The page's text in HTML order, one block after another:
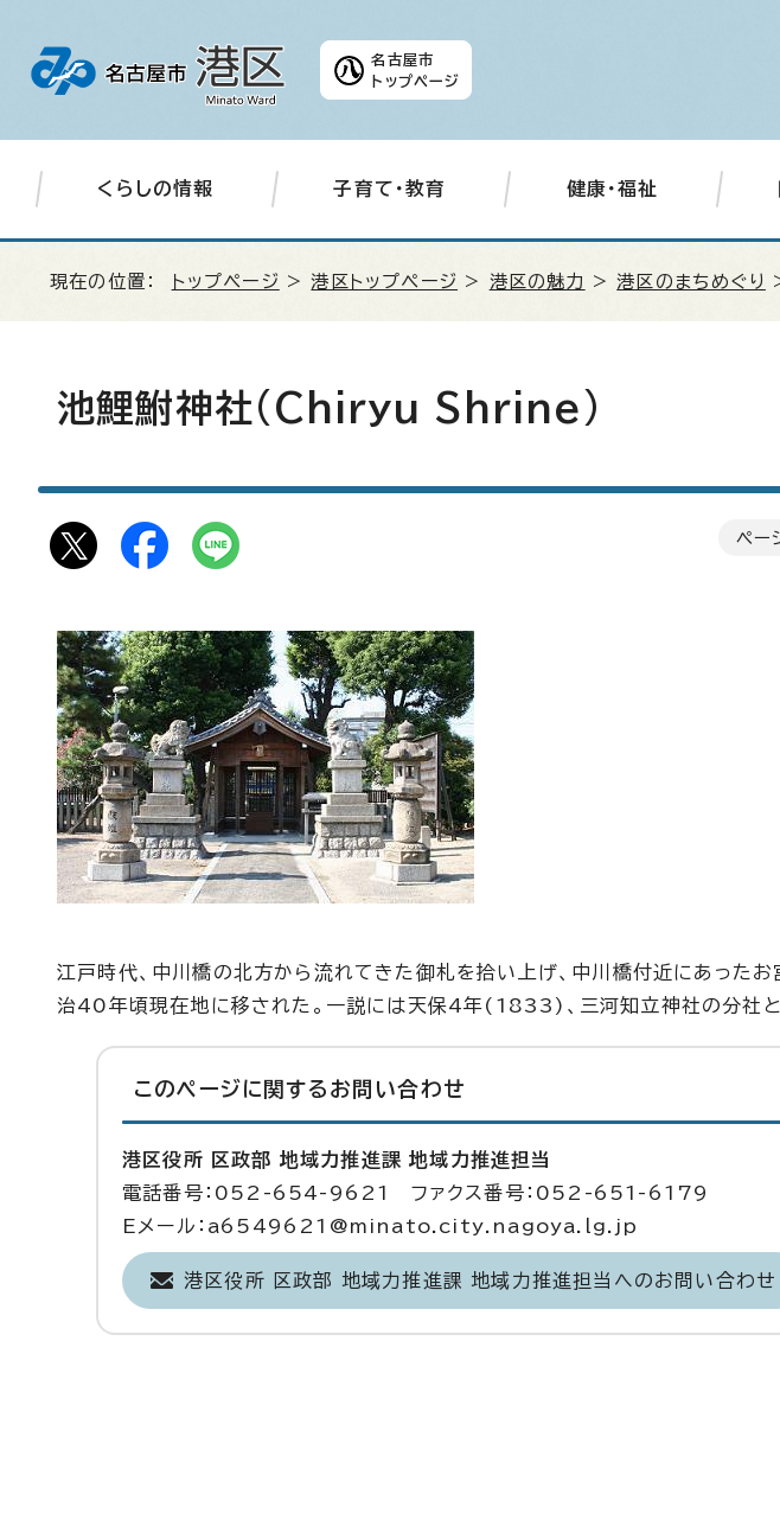
名古屋市
トップページ
くらしの情報 子育て・教育 健康・福祉
現在の位置： トップページ >港区トップページ > 港区の魅力 >港区のまちめぐり
池鯉鮒神社( Chiryu Shrine )
ペー
江戸時代、中川橋の北方から流れてきた御札を拾い上げ、中川橋付近にあったお
治40年頃現在地に移された。一説には天保4年(1833)、三河知立神社の分社と
このページに関する お問い合わせ
港区役所 区政部 地域力推進課 地域力推進担当
電話番号：052-654-9621 ファクス番号：052-651-6179
Eメール：a6549621@minato.city.nagoya.lg.jp
港区役所 区政部 地域力推進課 地域力推進担当へのお問い合わせ